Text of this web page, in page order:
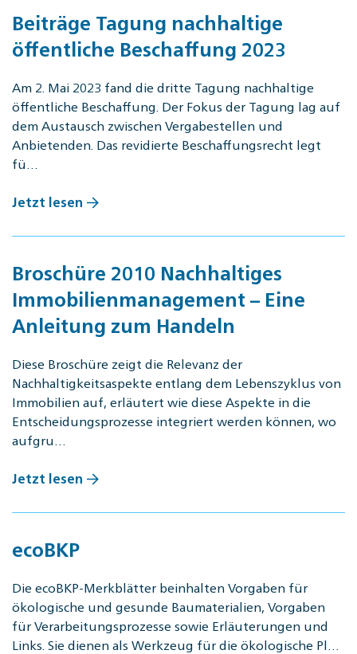
Beiträge Tagung nachhaltige
öffentliche Beschaffung 2023
Am 2. Mai 2023 fand die dritte Tagung nachhaltige
öffentliche Beschaffung. Der Fokus der Tagung lag auf
dem Austausch zwischen Vergabestellen und
Anbietenden. Das revidierte Beschaffungsrecht legt
fü…
Jetzt lesen
Broschüre 2010 Nachhaltiges
Immobilienmanagement – Eine
Anleitung zum Handeln
Diese Broschüre zeigt die Relevanz der
Nachhaltigkeitsaspekte entlang dem Lebenszyklus von
Immobilien auf, erläutert wie diese Aspekte in die
Entscheidungsprozesse integriert werden können, wo
aufgru…
Jetzt lesen
ecoBKP
Die ecoBKP-Merkblätter beinhalten Vorgaben für
ökologische und gesunde Baumaterialien, Vorgaben
für Verarbeitungsprozesse sowie Erläuterungen und
Links. Sie dienen als Werkzeug für die ökologische Pl…